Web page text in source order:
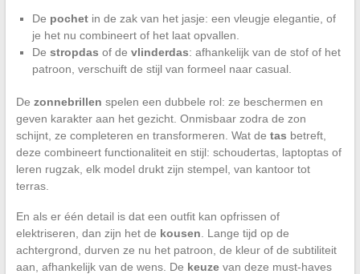
De pochetin de zak van het jasje: een vleugje elegantie, of
je het nu combineert of het laat opvallen.
De stropdas of de vlinderdas: afhankelijk van de stof of het
patroon, verschuift de stijl van formeel naar casual.
De zonnebrillen spelen een dubbele rol: ze beschermen en
geven karakter aan het gezicht. Onmisbaar zodra de zon
schijnt, ze completeren en transformeren. Wat de tas betreft,
deze combineert functionaliteit en stijl: schoudertas, laptoptas of
leren rugzak, elk model drukt zijn stempel, van kantoor tot
terras.
En als er één detail is dat een outfit kan opfrissen of
elektriseren, dan zijn het de kousen . Lange tijd op de
achtergrond, durven ze nu het patroon, de kleur of de subtiliteit
aan, afhankelijk van de wens. De keuzevan deze must-haves